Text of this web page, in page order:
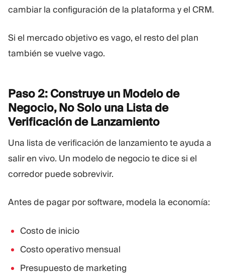
cambiar la configuración de la plataforma y el CRM.
Si el mercado objetivo es vago, el resto del plan
también se vuelve vago.
Paso 2: Construye un Modelo de
Negocio, No Solo una Lista de
Verificación deLanzamiento
Una lista de verificación de lanzamiento te ayuda a
salir en vivo. Un modelo de negocio te dice si el
corredor puede sobrevivir.
Antes de pagar por software, modela la economía:
Costo de inicio
Costo operativo mensual
Presupuesto de marketing